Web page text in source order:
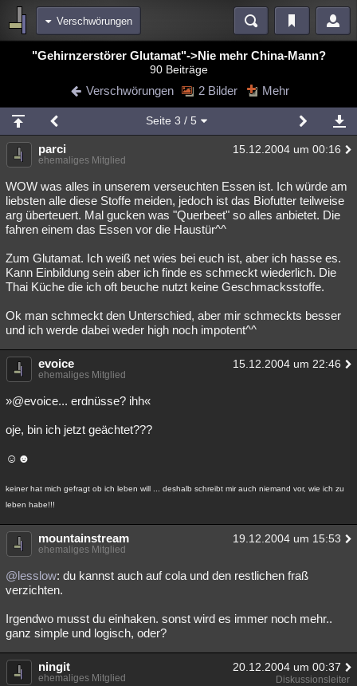
Verschwörungen
Bereiche
Blogs
Chat Wiki Neuigkeiten
meine Rubriken
Menschen Mystery Kriminalfälle
Spiritualität Verschwörungen Technologie Ufologie
Natur Umfragen Unterhaltung
Philosophie Träume Orte Esoterik Literatur
Astronomie Helpdesk Gruppen Gaming Filme
Musik Clash Verbesserungen Allmystery
Übersichten
Besucht Teilgenommen
Lesenswert Schlüsselwörter
"Gehirnzerstörer Glutamat"->Nie mehr China-Mann?
90 Beiträge
Verschwörungen 2 Bilder Mehr
Seite 3 / 5
parci 15.12.2004 um 00:16
ehemaliges Mitglied
WOW was alles in unserem verseuchten Essen ist. Ich würde am
liebsten alle diese Stoffe meiden, jedoch ist das Biofutter teilweise
arg überteuert. Mal gucken was "Querbeet" so alles anbietet. Die
fahren einem das Essen vor die Haustür^^
Zum Glutamat. Ich weiß net wies bei euch ist, aber ich hasse es.
Kann Einbildung sein aber ich finde es schmeckt wiederlich. Die
Thai Küche die ich oft beuche nutzt keine Geschmacksstoffe.
Ok man schmeckt den Unterschied, aber mir schmeckts besser
und ich werde dabei weder high noch impotent^^
evoice 15.12.2004 um 22:46
ehemaliges Mitglied
»@evoice... erdnüsse? ihh«
oje, bin ich jetzt geächtet???
☺☻
keiner hat mich gefragt ob ich leben will ... deshalb schreibt mir auch niemand vor, wie ich zu
leben habe!!!
mountainstream 19.12.2004 um 15:53
ehemaliges Mitglied
@lesslow: du kannst auch auf cola und den restlichen fraß
verzichten.
Irgendwo musst du einhaken. sonst wird es immer noch mehr..
ganz simple und logisch, oder?
ningit 20.12.2004 um 00:37
ehemaliges Mitglied Diskussionsleiter